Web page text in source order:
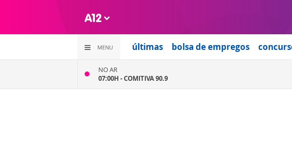
MENU últimas bolsa de empregos
NO AR
07:00H -COMITIVA 90.9